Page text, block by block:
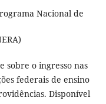
Nacional de
sobre o ingresso nas
federais de ensino
Disponível